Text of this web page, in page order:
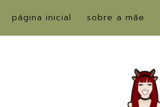
página inicial sobre a mãe